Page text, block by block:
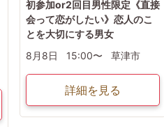
初参加or2回目男性限定《直接
会って恋がしたい》恋人のこ
とを大切にする男女
8月8日
15:00〜 草津市
詳細を見る